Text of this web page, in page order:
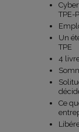
TPE-
Un
TPE
4
Ce